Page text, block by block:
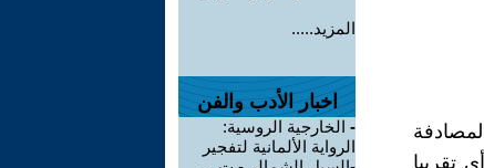
أبهر حين تذكرت بأن تأسيس الجمعية كان في دجنبر 17 منه لسنة 1987 أي تقريبا
المزيد.....
اخبار الأدب والفن
- الخارجية الروسية:
الرواية الألمانية لتفجير